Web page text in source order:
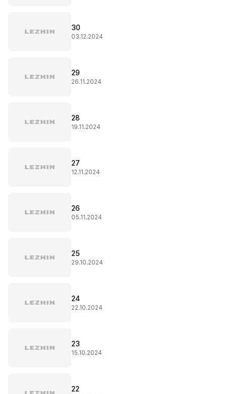
30
03.12.2024
29
26.11.2024
28
19.11.2024
27
12.11.2024
26
05.11.2024
25
29.10.2024
24
22.10.2024
23
15.10.2024
22